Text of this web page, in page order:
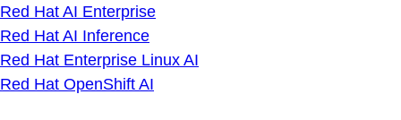
Red Hat AI Enterprise
Red Hat AI Inference
Red Hat Enterprise Linux AI
Red Hat OpenShift AI